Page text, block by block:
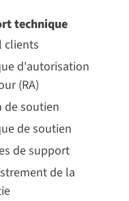
technique
clients
d'autorisation
(RA)
de soutien
de soutien
de support
de la